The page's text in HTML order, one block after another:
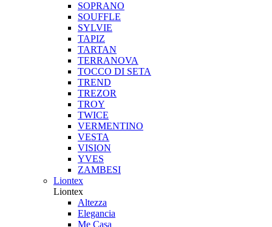
SOPRANO
SOUFFLE
SYLVIE
TAPIZ
TARTAN
TERRANOVA
TOCCO DI SETA
TREND
TREZOR
TROY
TWICE
VERMENTINO
VESTA
VISION
YVES
ZAMBESI
Liontex
Liontex
Altezza
Elegancia
Me Casa